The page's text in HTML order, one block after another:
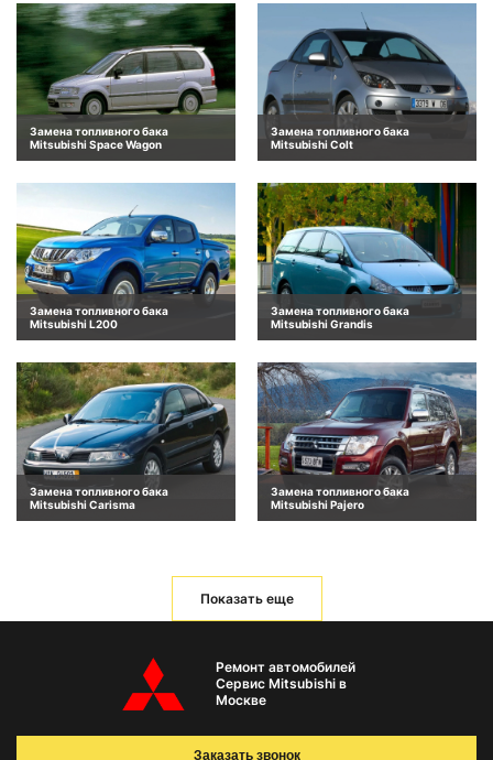
Замена топливного бака
Mitsubishi Space Wagon
Замена топливного бака
Mitsubishi Colt
Замена топливного бака
Mitsubishi L200
Замена топливного бака
Mitsubishi Grandis
Замена топливного бака
Mitsubishi Carisma
Замена топливного бака
Mitsubishi Pajero
Показать еще
Ремонт автомобилей
Сервис Mitsubishi в
Москве
Заказать звонок